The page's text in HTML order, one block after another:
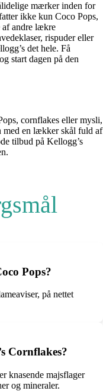
mærker inden for
ikke kun Coco Pops,
af andre lækre
rispuder eller
det hele. Få
start dagen på den
cornflakes eller mysli,
med en lækker skål fuld af
tilbud på Kellogg’s
Pops?
på nettet
Cornflakes?
knasende majsflager
og mineraler.